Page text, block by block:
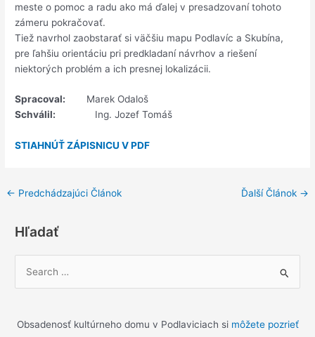
meste o pomoc a radu ako má ďalej v presadzovaní tohoto
zámeru pokračovať.
Tiež navrhol zaobstarať si väčšiu mapu Podlavíc a Skubína,
pre ľahšiu orientáciu pri predkladaní návrhov a riešení
niektorých problém a ich presnej lokalizácii.
Spracoval: Marek Odaloš
Schválil: Ing. Jozef Tomáš
STIAHNÚŤ ZÁPISNICU V PDF
← Predchádzajúci Článok Ďalší Článok →
Hľadať
Obsadenosť kultúrneho domu v Podlaviciach si môžete pozrieť